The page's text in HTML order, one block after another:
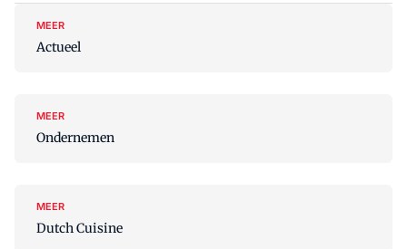
MEER
Actueel
MEER
Ondernemen
MEER
Dutch Cuisine